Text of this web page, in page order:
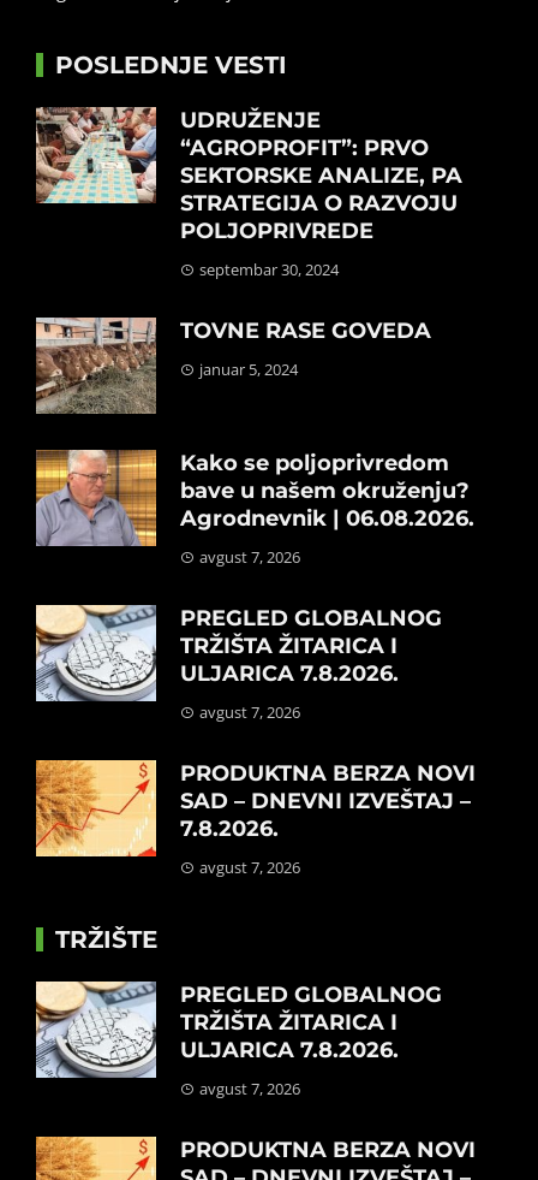
POSLEDNJE VESTI
UDRUŽENJE
“AGROPROFIT”: PRVO
SEKTORSKE ANALIZE, PA
STRATEGIJA O RAZVOJU
POLJOPRIVREDE
septembar 30, 2024
TOVNE RASE GOVEDA
januar 5, 2024
Kako se poljoprivredom
bave u našem okruženju?
Agrodnevnik | 06.08.2026.
avgust 7, 2026
PREGLED GLOBALNOG
TRŽIŠTA ŽITARICA I
ULJARICA 7.8.2026.
avgust 7, 2026
PRODUKTNA BERZA NOVI
SAD – DNEVNI IZVEŠTAJ –
7.8.2026.
avgust 7, 2026
TRŽIŠTE
PREGLED GLOBALNOG
TRŽIŠTA ŽITARICA I
ULJARICA 7.8.2026.
avgust 7, 2026
PRODUKTNA BERZA NOVI